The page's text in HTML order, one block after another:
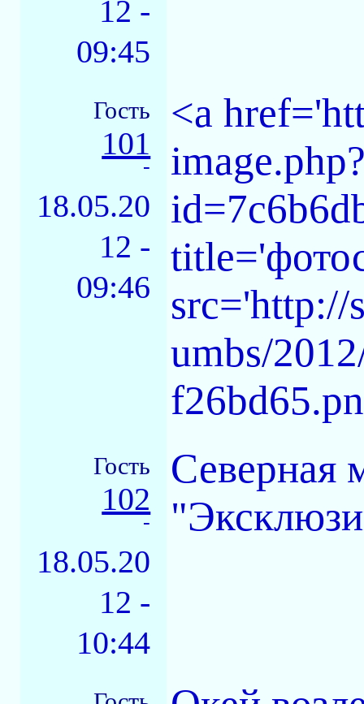
12 -
09:45
Гость
101
-
18.05.20
12 -
09:46
<a
src='http://
umbs/
Гость
102
-
18.05.20
12 -
10:44
Северная